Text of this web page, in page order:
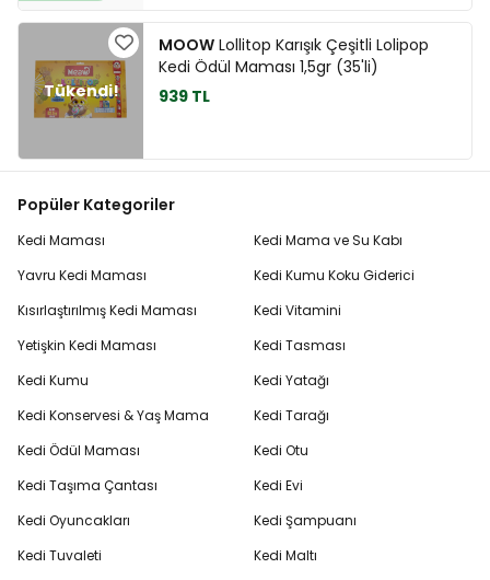
MOOW Lollitop Karışık Çeşitli Lolipop
Kedi Ödül Maması 1,5gr (35'li)
939 TL
Popüler Kategoriler
Kedi Maması
Yavru Kedi Maması
Kısırlaştırılmış Kedi Maması
Yetişkin Kedi Maması
Kedi Kumu
Kedi Konservesi & Yaş Mama
Kedi Ödül Maması
Kedi Taşıma Çantası
Kedi Oyuncakları
Kedi Tuvaleti
Kedi Mama ve Su Kabı
Kedi Kumu Koku Giderici
Kedi Vitamini
Kedi Tasması
Kedi Yatağı
Kedi Tarağı
Kedi Otu
Kedi Evi
Kedi Şampuanı
Kedi Maltı